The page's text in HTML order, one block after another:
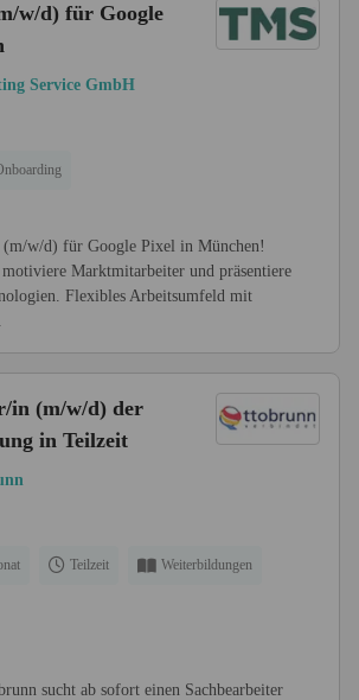
w/d) für Google
Service GmbH
(m/w/d) für Google Pixel in München!
Marktmitarbeiter und präsentiere
Flexibles Arbeitsumfeld mit
in (m/w/d) der
in Teilzeit
Teilzeit Weiterbildungen
sucht ab sofort einen Sachbearbeiter